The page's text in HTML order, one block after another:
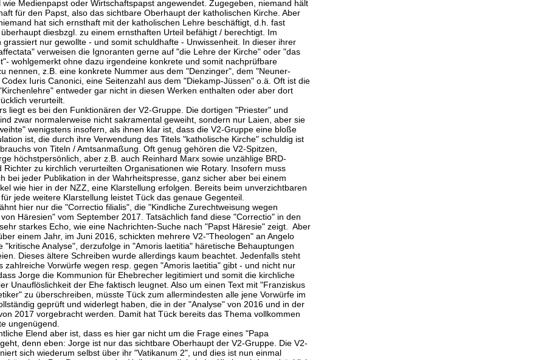
wie Medienpapst oder Wirtschaftspapst angewendet. Zugegeben, niemand hält
für den Papst, also das sichtbare Oberhaupt der katholischen Kirche. Aber
hat sich ernsthaft mit der katholischen Lehre beschäftigt, d.h. fast
diesbzgl. zu einem ernsthaften Urteil befähigt / berechtigt. Im
grassiert nur gewollte - und somit schuldhafte - Unwissenheit. In dieser ihrer
verweisen die Ignoranten gerne auf "die Lehre der Kirche" oder "das
wohlgemerkt ohne dazu irgendeine konkrete und somit nachprüfbare
nennen, z.B. eine konkrete Nummer aus dem "Denzinger", dem "Neuner-
Iuris Canonici, eine Seitenzahl aus dem "Diekamp-Jüssen" o.ä. Oft ist die
entweder gar nicht in diesen Werken enthalten oder aber dort
verurteilt.
liegt es bei den Funktionären der V2-Gruppe. Die dortigen "Priester" und
zwar normalerweise nicht sakramental geweiht, sondern nur Laien, aber sie
wenigstens insofern, als ihnen klar ist, dass die V2-Gruppe eine bloße
ist, die durch ihre Verwendung des Titels "katholische Kirche" schuldig ist
von Titeln / Amtsanmaßung. Oft genug gehören die V2-Spitzen,
höchstpersönlich, aber z.B. auch Reinhard Marx sowie unzählige BRD-
Richter zu kirchlich verurteilten Organisationen wie Rotary. Insofern muss
bei jeder Publikation in der Wahrheitspresse, ganz sicher aber bei einem
wie hier in der NZZ, eine Klarstellung erfolgen. Bereits beim unverzichtbaren
jede weitere Klarstellung leistet Tück das genaue Gegenteil.
hier nur die "Correctio filialis", die "Kindliche Zurechtweisung wegen
Häresien" vom September 2017. Tatsächlich fand diese "Correctio" in den
starkes Echo, wie eine Nachrichten-Suche nach "Papst Häresie" zeigt. Aber
einem Jahr, im Juni 2016, schickten mehrere V2-"Theologen" an Angelo
"kritische Analyse", derzufolge in "Amoris laetitia" häretische Behauptungen
Dieses ältere Schreiben wurde allerdings kaum beachtet. Jedenfalls steht
zahlreiche Vorwürfe wegen resp. gegen "Amoris laetitia" gibt - und nicht nur
Jorge die Kommunion für Ehebrecher legitimiert und somit die kirchliche
Unauflöslichkeit der Ehe faktisch leugnet. Also um einen Text mit "Franziskus
zu überschreiben, müsste Tück zum allermindesten alle jene Vorwürfe im
geprüft und widerlegt haben, die in der "Analyse" von 2016 und in der
2017 vorgebracht werden. Damit hat Tück bereits das Thema vollkommen
ungenügend.
Elend aber ist, dass es hier gar nicht um die Frage eines "Papa
denn eben: Jorge ist nur das sichtbare Oberhaupt der V2-Gruppe. Die V2-
sich wiederum selbst über ihr "Vatikanum 2", und dies ist nun einmal